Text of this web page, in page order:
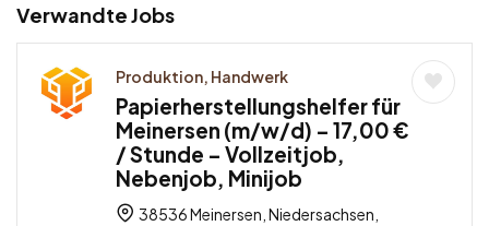
Verwandte Jobs
Produktion, Handwerk
Papierherstellungshelfer für
Meinersen (m/w/d) – 17,00 €
/ Stunde – Vollzeitjob,
Nebenjob, Minijob
38536 Meinersen, Niedersachsen,